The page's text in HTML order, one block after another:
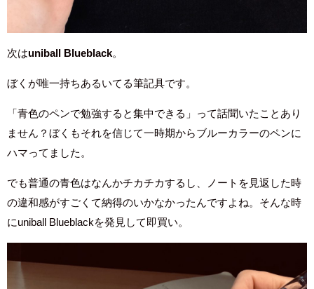
次はuniball Blueblack。
ぼくが唯一持ちあるいてる筆記具です。
「青色のペンで勉強すると集中できる」って話聞いたことあり
ません？ぼくもそれを信じて一時期からブルーカラーのペンに
ハマってました。
でも普通の青色はなんかチカチカするし、ノートを見返した時
の違和感がすごくて納得のいかなかったんですよね。そんな時
にuniball Blueblackを発見して即買い。